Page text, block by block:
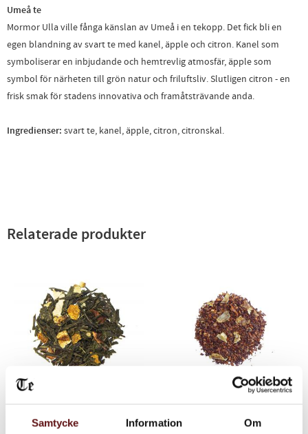
Samtycke Information Om
Umeå te
Mormor Ulla ville fånga känslan av Umeå i en tekopp. Det fick bli en
egen blandning av svart te med kanel, äpple och citron. Kanel som
symboliserar en inbjudande och hemtrevlig atmosfär, äpple som
symbol för närheten till grön natur och friluftsliv. Slutligen citron - en
frisk smak för stadens innovativa och framåtsträvande anda.
Ingredienser: svart te, kanel, äpple, citron, citronskal.
Relaterade produkter
Ett grönt te med kanel, äpple
Prova den populära Umeå